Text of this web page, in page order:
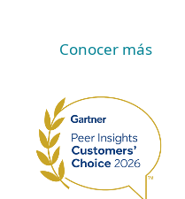
Conocer más